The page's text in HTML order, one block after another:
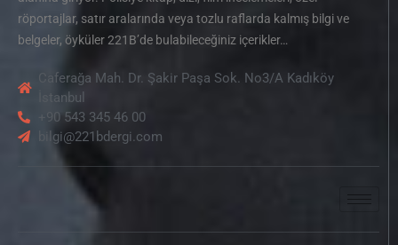
röportajlar, satır aralarında veya tozlu raflarda kalmış bilgi ve
belgeler, öyküler 221B’de bulabileceğiniz içerikler…
Caferağa Mah. Dr. Şakir Paşa Sok. No3/A Kadıköy
İstanbul
+90 543 345 46 00
bilgi@221bdergi.com